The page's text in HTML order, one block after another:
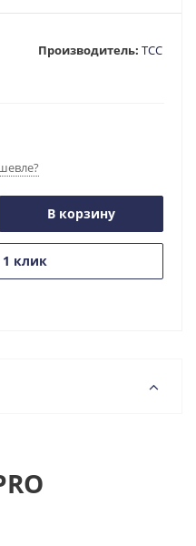
Производитель: ТСС
В корзину
клик